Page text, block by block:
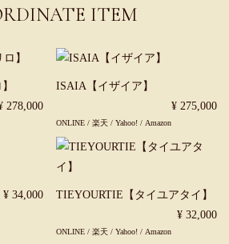
ITEM
278,000
ISAIA【イザイア】
¥ 275,000
ONLINE /楽天/Yahoo! / Amazon
¥ 34,000
TIEYOURTIE【タイユアタイ】
¥ 32,000
ONLINE /楽天/Yahoo! / Amazon